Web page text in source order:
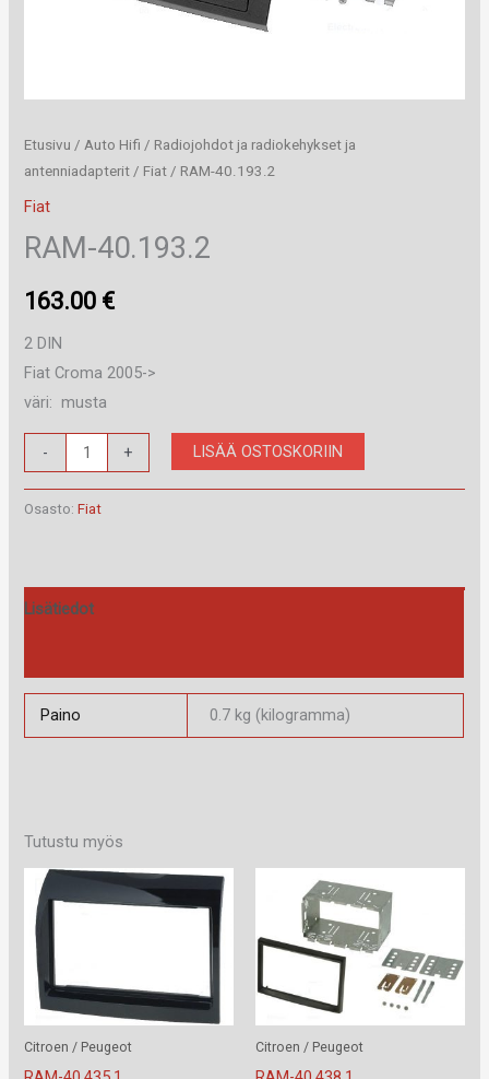
Etusivu / Auto Hifi / Radiojohdot ja radiokehykset ja
antenniadapterit / Fiat / RAM-40.193.2
Fiat
RAM-40.193.2
163.00 €
2 DIN
Fiat Croma 2005->
väri: musta
-
40.193.2
määrä
+ LISÄÄ OSTOSKORIIN
Osasto:Fiat
Lisätiedot
Paino 0.7 kg (kilogramma)
Tutustu myös
Citroen / Peugeot Citroen / Peugeot